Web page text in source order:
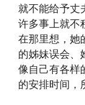
就不能给予丈
许多事上就不
在那里想，她
的姊妹误会、
像自己有各样
的安排时间，